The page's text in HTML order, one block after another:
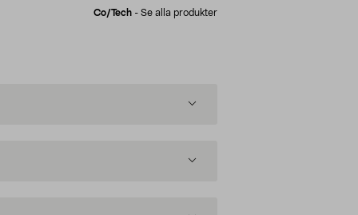
Co/tech - Se alla produkter